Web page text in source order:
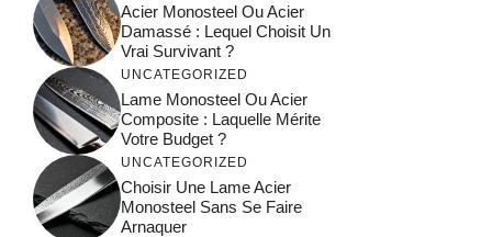
Acier Monosteel Ou Acier
Damassé : Lequel Choisit Un
Vrai Survivant ?
UNCATEGORIZED
Lame Monosteel Ou Acier
Composite : Laquelle Mérite
Votre Budget ?
UNCATEGORIZED
Choisir Une Lame Acier
Monosteel Sans Se Faire
Arnaquer